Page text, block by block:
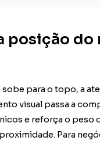
posição do
para o topo, a
visual passa a
e reforça o peso
Para